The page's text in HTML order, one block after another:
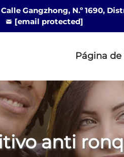
Gangzhong, N.º 1690,
[email protected]
Página
anti